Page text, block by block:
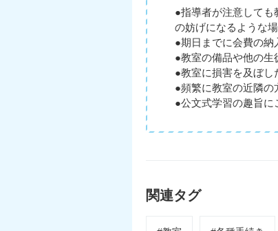
●指導者が注意しても
の妨げになるような場
●期日までに会費の納
●教室の備品や他の生
●教室に損害を及ぼし
●頻繁に教室の近隣の
●公文式学習の趣旨に
関連タグ